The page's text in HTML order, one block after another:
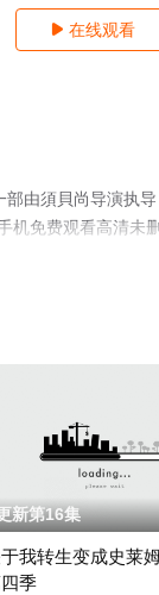
 在线观看
由須貝尚导演执
机免费观看高清未
向少年，驾驶一
新第16集
我转生变成史莱
季